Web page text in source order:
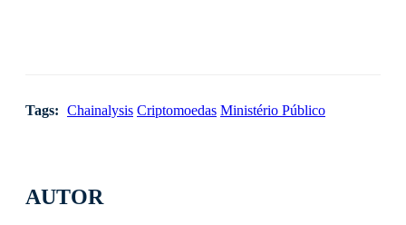
AUTOR
Tags: Chainalysis Criptomoedas Ministério Público